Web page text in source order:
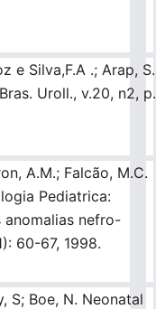
e Silva,F.A .; Arap,
Uroll., v.20, n2, p.
A.M.; Falcão, M.C.
Pediatrica:
nefro-
60-67, 1998.
S; Boe, N. Neonatal